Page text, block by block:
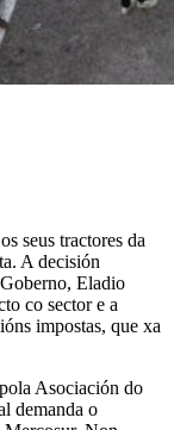
seus tractores da
A decisión
Eladio
co sector e a
impostas, que xa
Asociación do
demanda o